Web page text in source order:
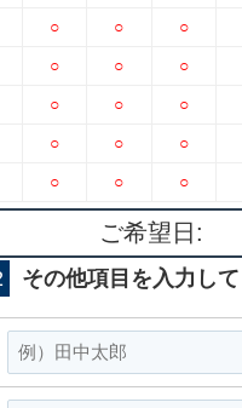
○
○
○
○
○
○
○
○
○
○
○
○
○
○
○
ご希望日:
その他項目を入力し